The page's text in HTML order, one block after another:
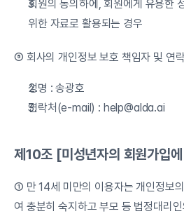
회원의 동의하에, 회원에게 유용한
위한 자료로 활용되는 경우
⑤ 회사의 개인정보 보호 책임자 및 연
성명 : 송광호
연락처(e-mail) : help@alda.ai
제10조 [미성년자의 회원가입에
① 만 14세 미만의 이용자는 개인정보
여 충분히 숙지하고 부모 등 법정대리